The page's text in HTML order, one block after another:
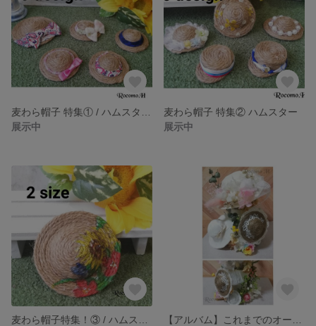
展示中
麦わら帽子 特集② ハムスター
展示中